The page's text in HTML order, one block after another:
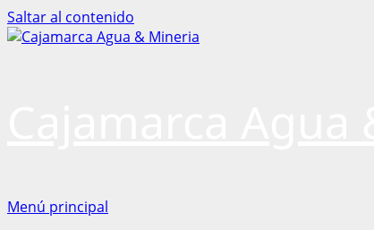
Saltar al contenido
Menú principal